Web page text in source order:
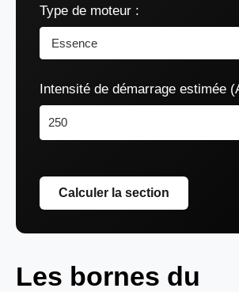
Type de moteur :
Intensité de démarrage estimée
Calculer la section
Les bornes du